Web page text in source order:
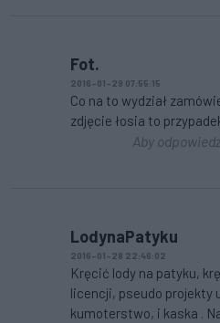
Fot.
2016-01-29 07:55:15
Co na to wydział
zdjęcie łosia to
Aby
LodynaPatyku
2016-01-28 22:46:02
Kręcić lody na patyku,
licencji, pseudo projekty
kumoterstwo, i kaska .